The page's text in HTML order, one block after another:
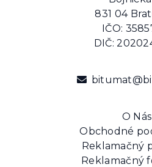
831 04
IČO:
DIČ:
O Nás
Obchodné
Reklamačný
Reklamačný